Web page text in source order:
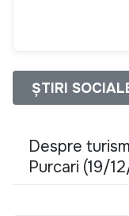
ȘTIRI
Despre
Purcari (19/